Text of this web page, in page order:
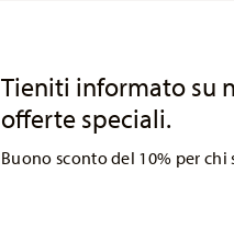
Tieniti informato su
offerte speciali.
Buono sconto del 10% per